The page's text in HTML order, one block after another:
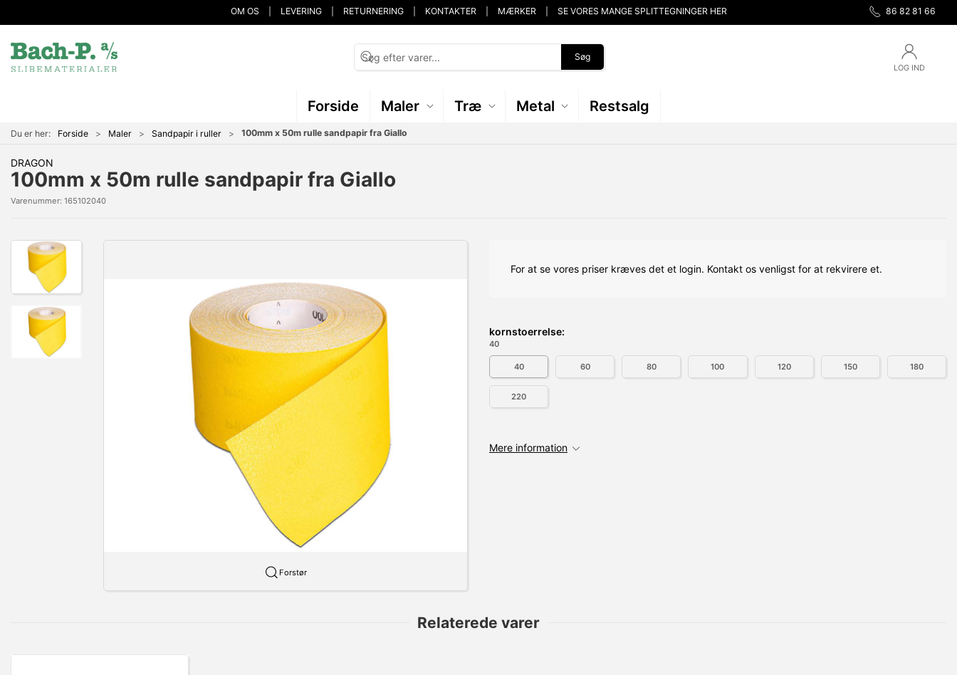
OM OS LEVERING RETURNERING KONTAKTER MÆRKER SE VORES MANGE SPLITTEGNINGER HER 86 82 81 66
Søg
LOG IND
Forside Maler Træ Metal Restsalg
Du er her: Forside Maler Sandpapir i ruller 100mm x 50m rulle sandpapir fra Giallo
DRAGON
100mm x 50m rulle sandpapir fra Giallo
Varenummer: 165102040
Forstør
For at se vores priser kræves det et login. Kontakt os venligst for at rekvirere et.
kornstoerrelse:
40
40 60 80 100 120 150 180
220
Mere information
Relaterede varer